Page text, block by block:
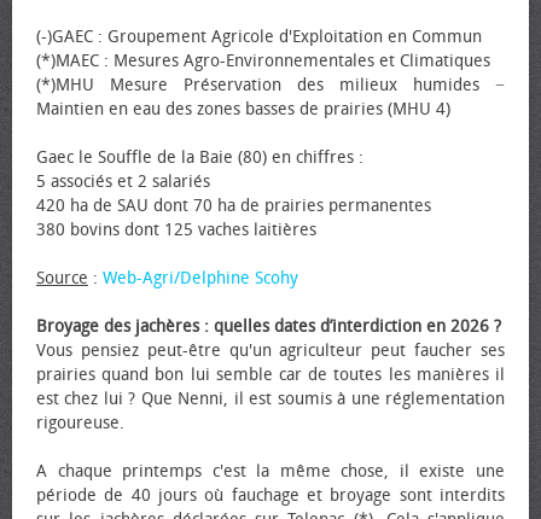
(-)GAEC : Groupement Agricole d'Exploitation en Commun
(*)MAEC : Mesures Agro-Environnementales et Climatiques
(*)MHU Mesure Préservation des milieux humides −
Maintien en eau des zones basses de prairies (MHU 4)
Gaec le Souffle de la Baie (80) en chiffres :
5 associés et 2 salariés
420 ha de SAU dont 70 ha de prairies permanentes
380 bovins dont 125 vaches laitières
Source : Web-Agri/Delphine Scohy
Broyage des jachères : quelles dates d’interdiction en 2026 ?
Vous pensiez peut-être qu'un agriculteur peut faucher ses
prairies quand bon lui semble car de toutes les manières il
est chez lui ? Que Nenni, il est soumis à une réglementation
rigoureuse.
A chaque printemps c'est la même chose, il existe une
période de 40 jours où fauchage et broyage sont interdits